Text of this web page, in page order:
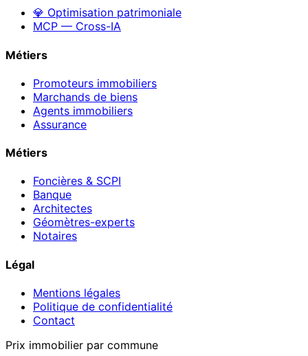
💎 Optimisation patrimoniale
MCP — Cross-IA
Métiers
Promoteurs immobiliers
Marchands de biens
Agents immobiliers
Assurance
Métiers
Foncières & SCPI
Banque
Architectes
Géomètres-experts
Notaires
Légal
Mentions légales
Politique de confidentialité
Contact
Prix immobilier par commune